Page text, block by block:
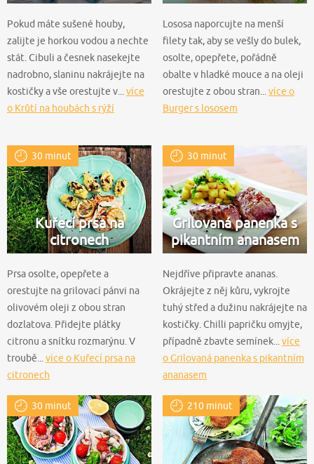
Pokud máte sušené houby,
zalijte je horkou vodou a nechte
stát. Cibuli a česnek nasekejte
nadrobno, slaninu nakrájejte na
kostičky a vše orestujte v... více
o Krůtí na houbách s rýží
Lososa naporcujte na menší
filety tak, aby se vešly do bulek,
osolte, opepřete, pořádně
obalte v hladké mouce a na oleji
orestujte z obou stran... více o
Burger s lososem
30 minut
Kuřecí prsa na
citronech
Prsa osolte, opepřete a
orestujte na grilovací pánvi na
olivovém oleji z obou stran
dozlatova. Přidejte plátky
citronu a snítku rozmarýnu. V
troubě... více o Kuřecí prsa na
citronech
30 minut
Grilovaná panenka s
pikantním ananasem
Nejdříve připravte ananas.
Okrájejte z něj kůru, vykrojte
tuhý střed a dužinu nakrájejte na
kostičky. Chilli papričku omyjte,
případně zbavte semínek... více
o Grilovaná panenka s pikantním
ananasem
30 minut 210 minut